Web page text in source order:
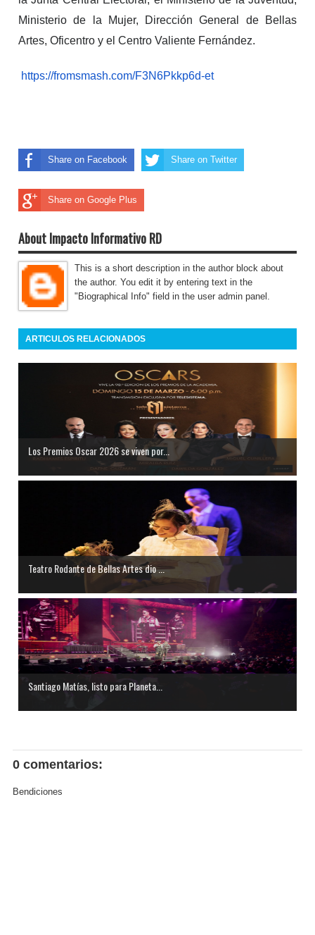
Ministerio de la Mujer, Dirección General de Bellas
Artes, Oficentro y el Centro Valiente Fernández.
https://fromsmash.com/F3N6Pkkp6d-et
Share on Facebook Share on Twitter
Share on Google Plus
About Impacto Informativo RD
This is a short description in the author block about
the author. You edit it by entering text in the
"Biographical Info" field in the user admin panel.
ARTICULOS RELACIONADOS
Los Premios Oscar 2026 se viven por...
Teatro Rodante de Bellas Artes dio ...
Santiago Matías, listo para Planeta...
0 comentarios:
Bendiciones